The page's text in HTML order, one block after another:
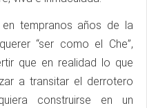
tempranos años de la
“ser como el Che”,
que en realidad lo que
a transitar el derrotero
construirse en un